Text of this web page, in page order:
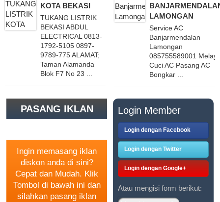
KOTA BEKASI
TUKANG LISTRIK
BEKASI ABDUL
ELECTRICAL 0813-
1792-5105 0897-
9789-775 ALAMAT;
Taman Alamanda
Blok F7 No 23 ...
LAMONGAN
Service AC
Banjarmendalan
Lamongan
085755589001
Cuci AC Pasang AC
Bongkar ...
PASANG IKLAN
Ingin memasang iklan
diskon anda di sini?
Cepat dan Mudah. Klik
Tombol di bawah ini dan
silahkan pasang iklan
Login Member
Login dengan Facebook
Login dengan Twitter
Login dengan Google+
Atau mengisi form berikut: